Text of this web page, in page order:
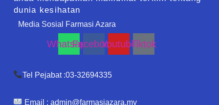
dunia kesihatan
Media Sosial Farmasi Azara
WhatsappFacebookYoutubeTiktok
Tel Pejabat :03-32694335
Email : admin@farmasiazara.my